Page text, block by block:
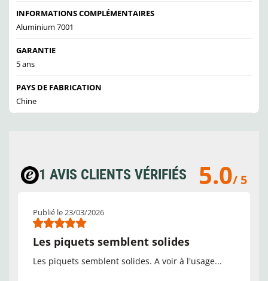
INFORMATIONS COMPLÉMENTAIRES
Aluminium 7001
GARANTIE
5 ans
PAYS DE FABRICATION
Chine
1 AVIS CLIENTS VÉRIFIÉS 5.0/ 5
Publié le 23/03/2026
Les piquets semblent solides
Les piquets semblent solides. A voir à l'usage...